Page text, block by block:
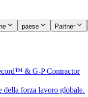
paese​​ Partner​​
& G-P Contractor​​
della forza lavoro globale.​​